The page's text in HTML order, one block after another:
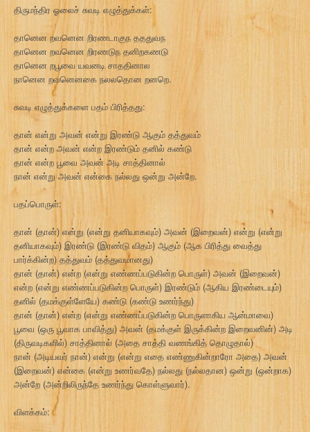
திருமந்திர ஓலைச் சுவடி எழுத்துக்கள்:
தானென றவனென றிரணடாகுந தததுவந
தானென றவனென றிரணடுந தனிறகணடு
தானென றபூவை யவனடி சாததினால
நானென றவனெனகை நலலதொன றனறெ.
சுவடி எழுத்துக்களை பதம் பிரித்தது:
தான் என்று அவன் என்று இரண்டு ஆகும் தத்துவம்
தான் என்ற அவன் என்ற இரண்டும் தனில் கண்டு
தான் என்ற பூவை அவன் அடி சாத்தினால்
நான் என்று அவன் என்கை நல்லது ஒன்று அன்றே.
பதப்பொருள்:
தான் (தான்) என்று (என்று தனியாகவும்) அவன் (இறைவன்) என்று (என்று
தனியாகவும்) இரண்டு (இரண்டு விதம்) ஆகும் (ஆக பிரித்து வைத்து
பார்க்கின்ற) தத்துவம் (தத்துவமானது)
தான் (தான்) என்ற (என்று எண்ணப்படுகின்ற பொருள்) அவன் (இறைவன்)
என்ற (என்று எண்ணப்படுகின்ற பொருள்) இரண்டும் (ஆகிய இரண்டையும்)
தனில் (தமக்குள்ளேயே) கண்டு (கண்டு உணர்ந்து)
தான் (தான்) என்ற (என்று எண்ணப்படுகின்ற பொருளாகிய ஆன்மாவை)
பூவை (ஒரு பூவாக பாவித்து) அவன் (தமக்குள் இருக்கின்ற இறைவனின்) அடி
(திருவடிகளில்) சாத்தினால் (அதை சாத்தி வணங்கித் தொழுதால்)
நான் (அடியவர் நான்) என்று (என்று எதை எண்ணுகின்றாரோ அதை) அவன்
(இறைவன்) என்கை (என்று உணர்வதே) நல்லது (நல்லதான) ஒன்று (ஒன்றாக)
அன்றே (அன்றிலிருந்தே உணர்ந்து கொள்ளுவார்).
விளக்கம்: